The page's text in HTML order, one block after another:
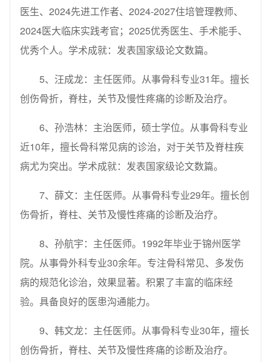
医生、2024先进工作者、2024-2027住培管理教师、
2024医大临床实践考官；2025优秀医生、手术能手、
优秀个人。学术成就：发表国家级论文数篇。
5、汪成龙：主任医师。从事骨科专业31年。擅长
创伤骨折，脊柱，关节及慢性疼痛的诊断及治疗。
6、孙浩林：主治医师，硕士学位。从事骨科专业
近10年，擅长骨科常见病的诊治，对于关节及脊柱疾
病尤为突出。学术成就：发表国家级论文数篇。
7、薛文：主任医师。从事骨科专业29年。擅长创
伤骨折，脊柱、关节及慢性疼痛的诊断及治疗。
8、孙航宇：主任医师。1992年毕业于锦州医学
院。从事骨外科专业30余年。专注骨科常见、多发伤
病的规范化诊治，效果显著。积累了丰富的临床经
验。具备良好的医患沟通能力。
9、韩文龙：主任医师。从事骨科专业30年，擅长
创伤骨折，脊柱、关节及慢性疼痛的诊断及治疗。